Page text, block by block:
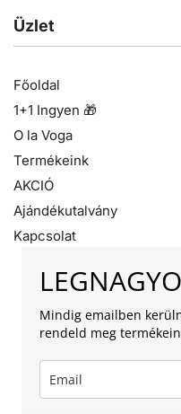
Üzlet
Főoldal
1+1 Ingyen 🎁
O la Voga
Termékeink
AKCIÓ
Ajándékutalvány
Kapcsolat
Mindig emailben
rendeld meg